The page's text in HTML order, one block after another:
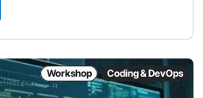
Workshop Coding & DevOps